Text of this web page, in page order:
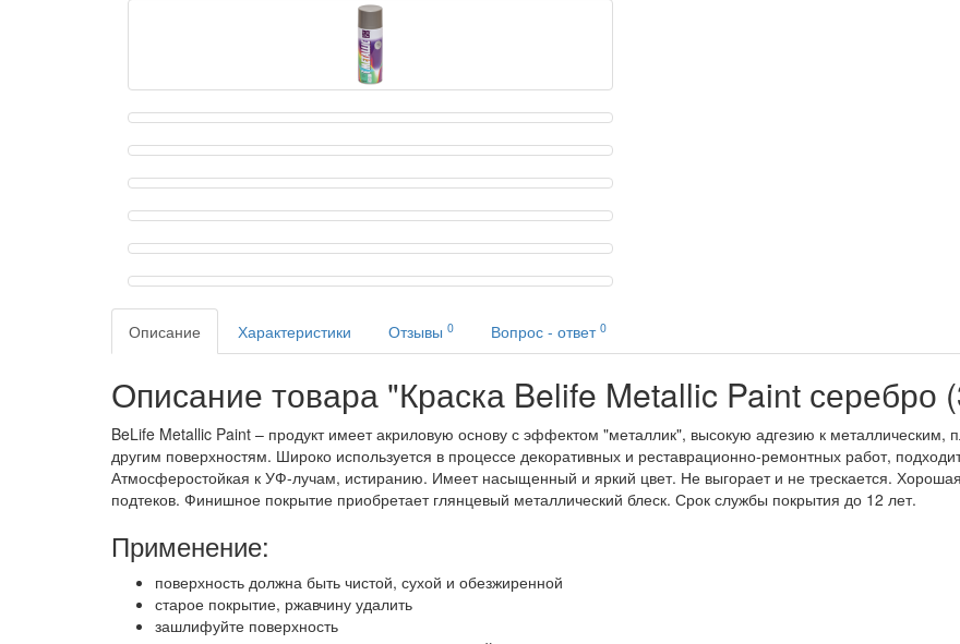
Описание Характеристики Отзывы 0 Вопрос - ответ 0
Описание товара "Краска Belife Metallic Paint серебро
BeLife Metallic Paint – продукт имеет акриловую основу с эффектом "металлик", высокую адгезию к
другим поверхностям. Широко используется в процессе декоративных и реставрационно-ремонтных работ,
Атмосферостойкая к УФ-лучам, истиранию. Имеет насыщенный и яркий цвет. Не выгорает и не трескается.
подтеков. Финишное покрытие приобретает глянцевый металлический блеск. Срок службы покрытия до 12 лет.
Применение:
поверхность должна быть чистой, сухой и обезжиренной
старое покрытие, ржавчину удалить
зашлифуйте поверхность